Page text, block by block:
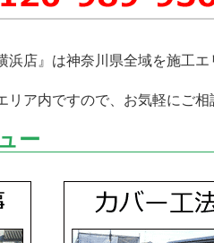
店』は神奈川県全域を施工
リア内ですので、お気軽にご相
ー